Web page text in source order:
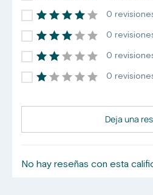
No hay reseñas con esta
Deja una
0
0
0
0